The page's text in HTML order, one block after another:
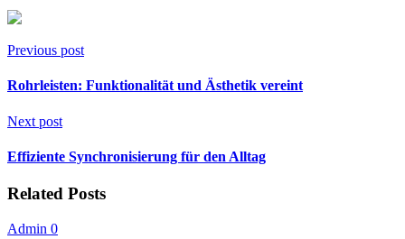
Previous post
Rohrleisten: Funktionalität und Ästhetik vereint
Next post
Effiziente Synchronisierung für den Alltag
Related Posts
Admin 0